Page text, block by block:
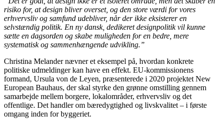
risiko for, at design bliver overset, og den store værdi for vores
erhvervsliv og samfund udebliver, når der ikke eksisterer en
selvstændig politik. En ny dansk, dedikeret designpolitik vil kunne
sætte en dagsorden og skabe muligheden for en bedre, mere
systematisk og sammenhængende udvikling.”
Christina Melander nævner et eksempel på, hvordan konkrete
politiske udmeldinger kan have en effekt. EU-kommissionens
formand, Ursula von de Leyen, præsenterede i 2020 projektet New
European Bauhaus, der skal styrke den grønne omstilling gennem
samarbejde mellem borgere, lokalområder, erhvervsliv og det
offentlige. Det handler om bæredygtighed og livskvalitet – i første
omgang inden for byggeriet.